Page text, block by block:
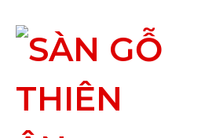
THIẾT KẾ LOGO